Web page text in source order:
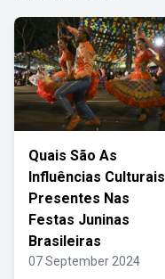
Quais São As
Influências Culturais
Presentes Nas
Festas Juninas
Brasileiras
07 September 2024